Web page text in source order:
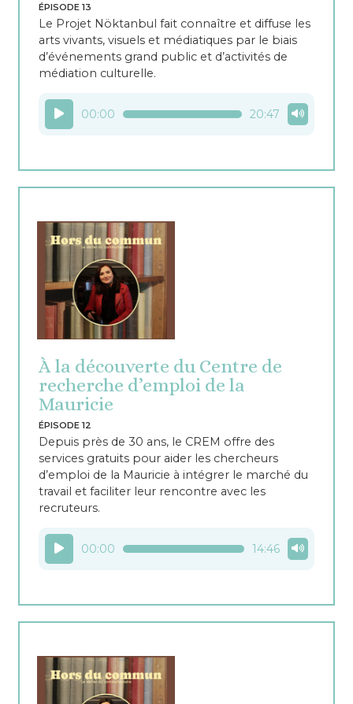
ÉPISODE 13
Le Projet Nöktanbul fait connaître et diffuse les
arts vivants, visuels et médiatiques par le biais
d’événements grand public et d’activités de
médiation culturelle.
Lecteur
audio
00:00 20:47
À la découverte du Centre de
recherche d’emploi de la
Mauricie
ÉPISODE 12
Depuis près de 30 ans, le CREM offre des
services gratuits pour aider les chercheurs
d’emploi de la Mauricie à intégrer le marché du
travail et faciliter leur rencontre avec les
recruteurs.
Lecteur
audio
00:00 14:46